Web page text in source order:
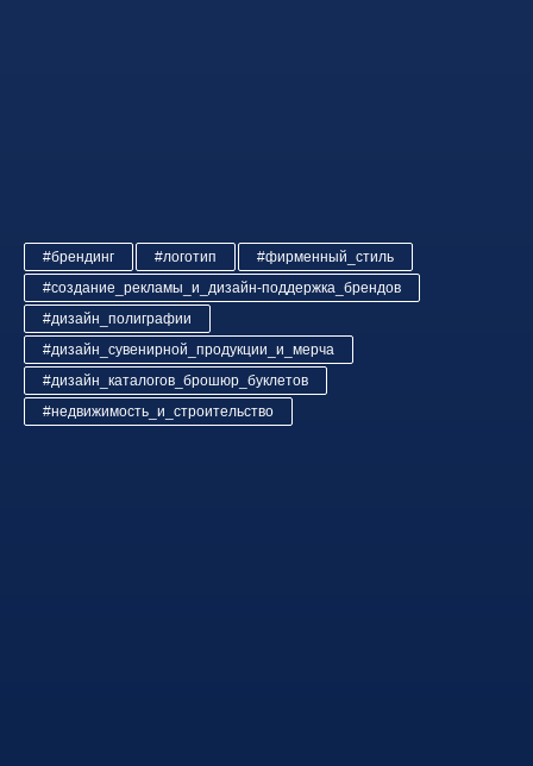
#брендинг #логотип
#фирменный_стиль
#создание_рекламы_и_дизайн-поддержка_брендов
#дизайн_полиграфии
#дизайн_сувенирной_продукции_и_мерча
#дизайн_каталогов_брошюр_буклетов
#недвижимость_и_строительство